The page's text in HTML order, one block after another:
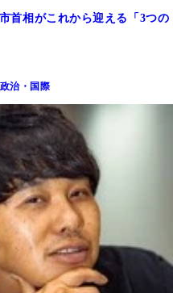
首相がこれから迎える「3つの
政治・国際